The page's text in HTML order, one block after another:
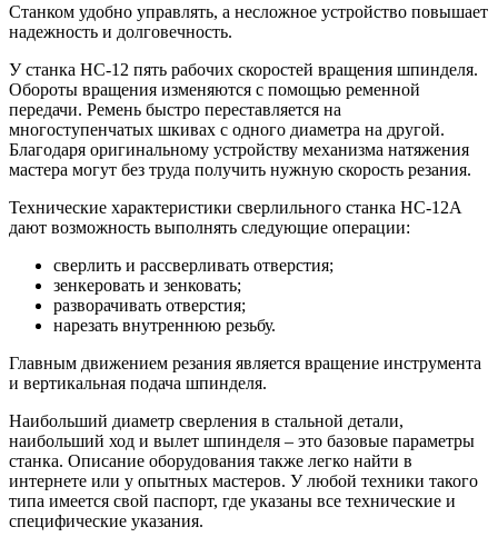
Станком удобно управлять, а несложное устройство повышает
надежность и долговечность.
У станка НС-12 пять рабочих скоростей вращения шпинделя.
Обороты вращения изменяются с помощью ременной
передачи. Ремень быстро переставляется на
многоступенчатых шкивах с одного диаметра на другой.
Благодаря оригинальному устройству механизма натяжения
мастера могут без труда получить нужную скорость резания.
Технические характеристики сверлильного станка НС-12А
дают возможность выполнять следующие операции:
сверлить и рассверливать отверстия;
зенкеровать и зенковать;
разворачивать отверстия;
нарезать внутреннюю резьбу.
Главным движением резания является вращение инструмента
и вертикальная подача шпинделя.
Наибольший диаметр сверления в стальной детали,
наибольший ход и вылет шпинделя – это базовые параметры
станка. Описание оборудования также легко найти в
интернете или у опытных мастеров. У любой техники такого
типа имеется свой паспорт, где указаны все технические и
специфические указания.